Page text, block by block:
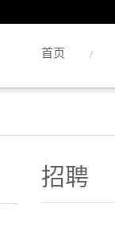
首页
招聘